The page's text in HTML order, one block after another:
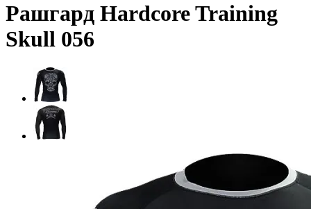
Рашгард Hardcore Training
Skull 056